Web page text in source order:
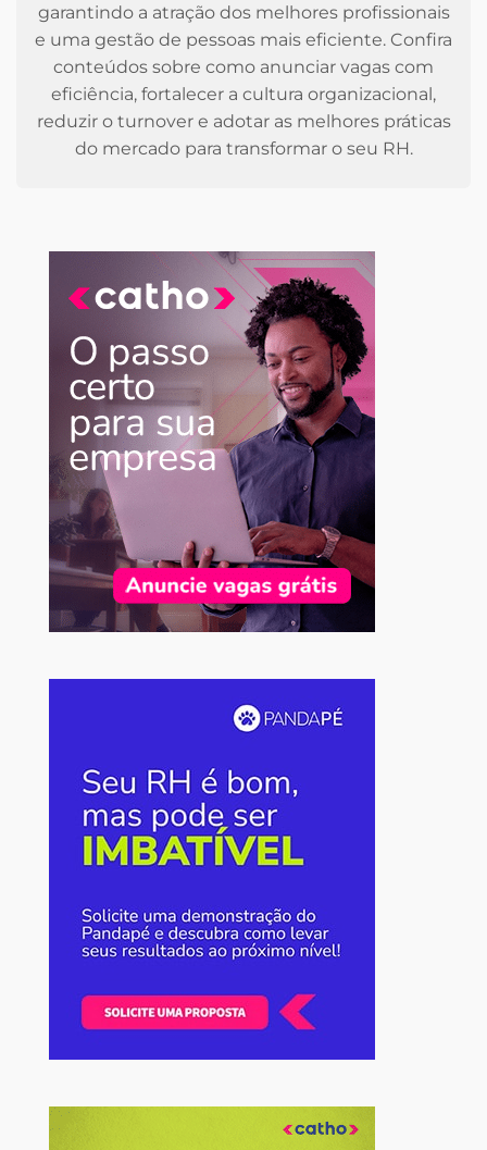
garantindo a atração dos melhores profissionais
e uma gestão de pessoas mais eficiente. Confira
conteúdos sobre como anunciar vagas com
eficiência, fortalecer a cultura organizacional,
reduzir o turnover e adotar as melhores práticas
do mercado para transformar o seu RH.